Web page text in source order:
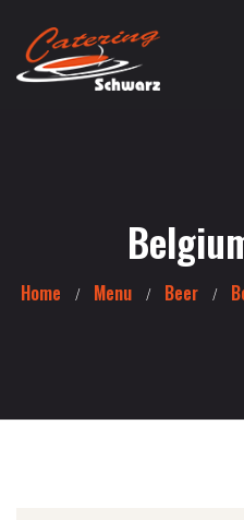
Home Menu Beer